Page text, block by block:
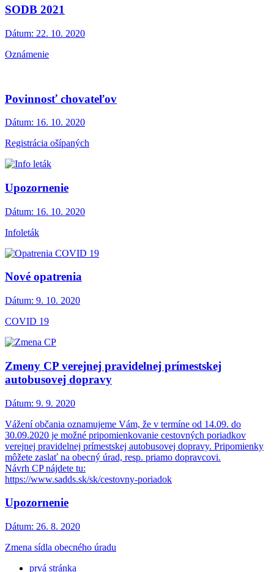
SODB 2021
Dátum: 22. 10. 2020
Oznámenie
Povinnosť chovateľov
Dátum: 16. 10. 2020
Registrácia ošípaných
Upozornenie
Dátum: 16. 10. 2020
Infoleták
Nové opatrenia
Dátum: 9. 10. 2020
COVID 19
Zmeny CP verejnej pravidelnej prímestskej
autobusovej dopravy
Dátum: 9. 9. 2020
Vážení občania oznamujeme Vám, že v termíne od 14.09. do
30.09.2020 je možné pripomienkovanie cestovných poriadkov
verejnej pravidelnej prímestskej autobusovej dopravy. Pripomienky
môžete zaslať na obecný úrad, resp. priamo dopravcovi.
Návrh CP nájdete tu:
https://www.sadds.sk/sk/cestovny-poriadok
Upozornenie
Dátum: 26. 8. 2020
Zmena sídla obecného úradu
prvá stránka